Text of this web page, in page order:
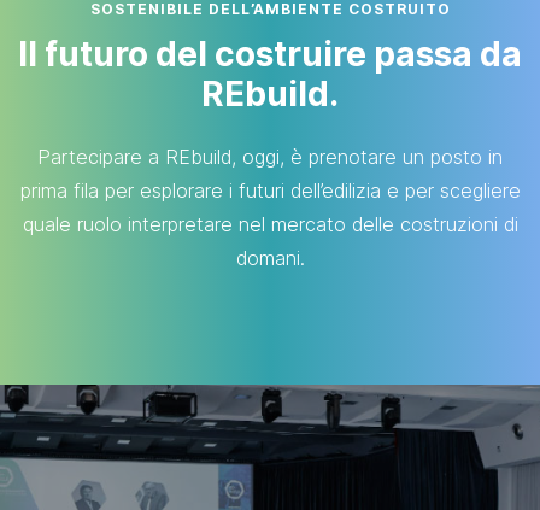
SOSTENIBILE DELL’AMBIENTE COSTRUITO
Il futuro del costruire passa da
REbuild.
Partecipare a REbuild, oggi, è prenotare un posto in
prima fila per esplorare i futuri dell’edilizia e per scegliere
quale ruolo interpretare nel mercato delle costruzioni di
domani.